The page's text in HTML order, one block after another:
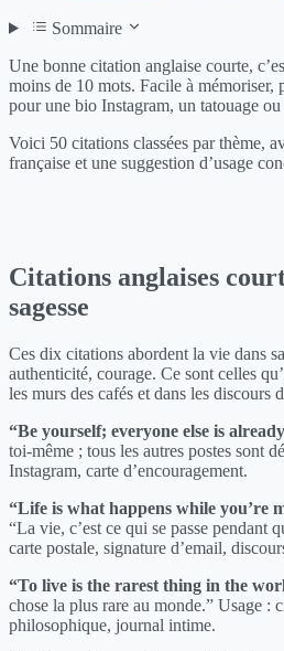
Sommaire
Une bonne citation anglaise courte,
moins de 10 mots. Facile à mémoriser,
pour une bio Instagram, un tatouage ou
Voici 50 citations classées par thème,
française et une suggestion d’usage
Citations anglaises
sagesse
Ces dix citations abordent la vie dans
authenticité, courage. Ce sont celles
les murs des cafés et dans les discours
“Be yourself; everyone else is
toi-même ; tous les autres postes sont
Instagram, carte d’encouragement.
“Life is what happens while you’re
“La vie, c’est ce qui se passe pendant
carte postale, signature d’email,
“To live is the rarest thing in the
chose la plus rare au monde.” Usage :
philosophique, journal intime.